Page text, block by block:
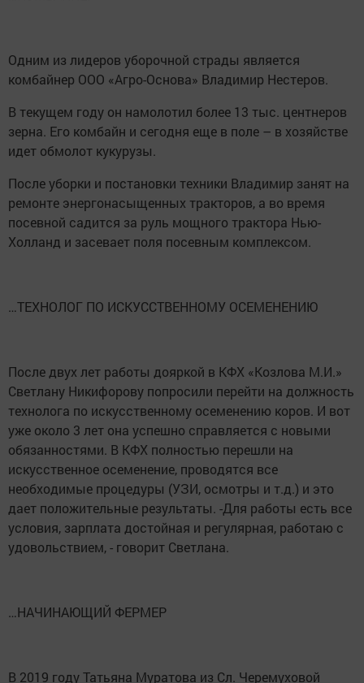
Одним из лидеров уборочной страды является
комбайнер ООО «Агро-Основа» Владимир Нестеров.
В текущем году он намолотил более 13 тыс. центнеров
зерна. Его комбайн и сегодня еще в поле – в хозяйстве
идет обмолот кукурузы.
После уборки и постановки техники Владимир занят на
ремонте энергонасыщенных тракторов, а во время
посевной садится за руль мощного трактора Нью-
Холланд и засевает поля посевным комплексом.
…ТЕХНОЛОГ ПО ИСКУССТВЕННОМУ ОСЕМЕНЕНИЮ
После двух лет работы дояркой в КФХ «Козлова М.И.»
Светлану Никифорову попросили перейти на должность
технолога по искусственному осеменению коров. И вот
уже около 3 лет она успешно справляется с новыми
обязанностями. В КФХ полностью перешли на
искусственное осеменение, проводятся все
необходимые процедуры (УЗИ, осмотры и т.д.) и это
дает положительные результаты. -Для работы есть все
условия, зарплата достойная и регулярная, работаю с
удовольствием, - говорит Светлана.
…НАЧИНАЮЩИЙ ФЕРМЕР
В 2019 году Татьяна Муратова из Сл. Черемуховой